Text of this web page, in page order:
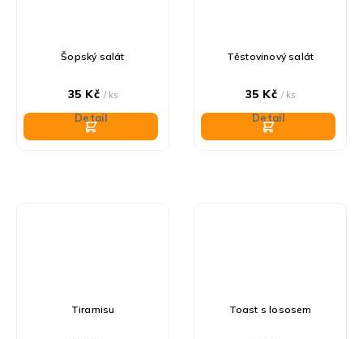
Šopský salát
35 Kč / ks
Detail
Těstovinový salát
35 Kč / ks
Detail
Tiramisu Toast s lososem